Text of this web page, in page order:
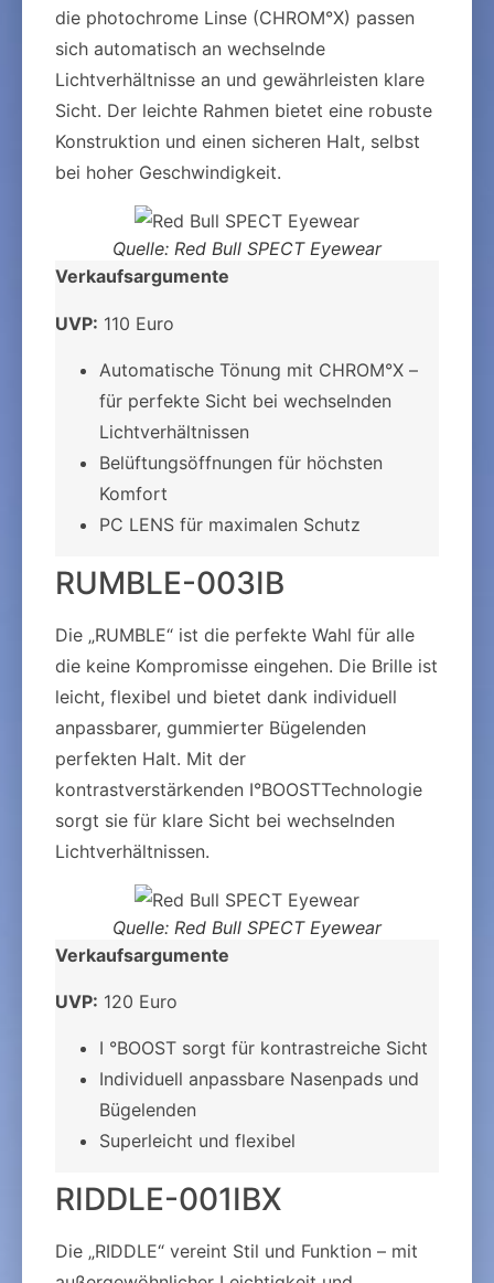
die photochrome Linse (CHROM°X) passen
sich automatisch an wechselnde
Lichtverhältnisse an und gewährleisten klare
Sicht. Der leichte Rahmen bietet eine robuste
Konstruktion und einen sicheren Halt, selbst
bei hoher Geschwindigkeit.
Quelle: Red Bull SPECT Eyewear
Verkaufsargumente
UVP: 110 Euro
Automatische Tönung mit CHROM°X –
für perfekte Sicht bei wechselnden
Lichtverhältnissen
Belüftungsöffnungen für höchsten
Komfort
PC LENS für maximalen Schutz
RUMBLE-003IB
Die „RUMBLE“ ist die perfekte Wahl für alle
die keine Kompromisse eingehen. Die Brille ist
leicht, flexibel und bietet dank individuell
anpassbarer, gummierter Bügelenden
perfekten Halt. Mit der
kontrastverstärkenden I°BOOSTTechnologie
sorgt sie für klare Sicht bei wechselnden
Lichtverhältnissen.
Quelle: Red Bull SPECT Eyewear
Verkaufsargumente
UVP: 120 Euro
I °BOOST sorgt für kontrastreiche Sicht
Individuell anpassbare Nasenpads und
Bügelenden
Superleicht und flexibel
RIDDLE-001IBX
Die „RIDDLE“ vereint Stil und Funktion – mit